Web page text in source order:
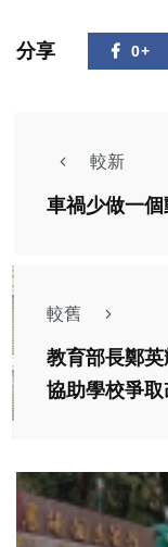
分享 0+
較新
車禍少做一
較舊
教育部長鄭
協助學校爭